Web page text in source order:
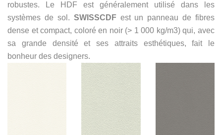
robustes. Le HDF est généralement utilisé dans les
systèmes de sol. SWISSCDFest un panneau de fibres
dense et compact, coloré en noir (> 1 000 kg/m3) qui, avec
sa grande densité et ses attraits esthétiques, fait le
bonheur des designers.